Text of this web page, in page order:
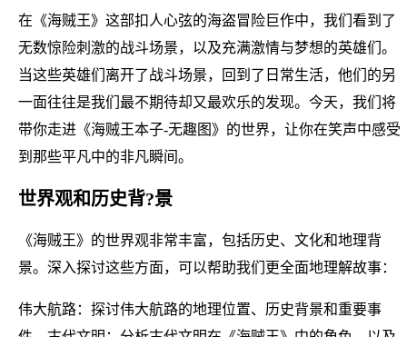
在《海贼王》这部扣人心弦的海盗冒险巨作中，我们看到了
无数惊险刺激的战斗场景，以及充满激情与梦想的英雄们。
当这些英雄们离开了战斗场景，回到了日常生活，他们的另
一面往往是我们最不期待却又最欢乐的发现。今天，我们将
带你走进《海贼王本子-无趣图》的世界，让你在笑声中感受
到那些平凡中的非凡瞬间。
世界观和历史背?景
《海贼王》的世界观非常丰富，包括历史、文化和地理背
景。深入探讨这些方面，可以帮助我们更全面地理解故事：
伟大航路：探讨伟大航路的地理位置、历史背景和重要事